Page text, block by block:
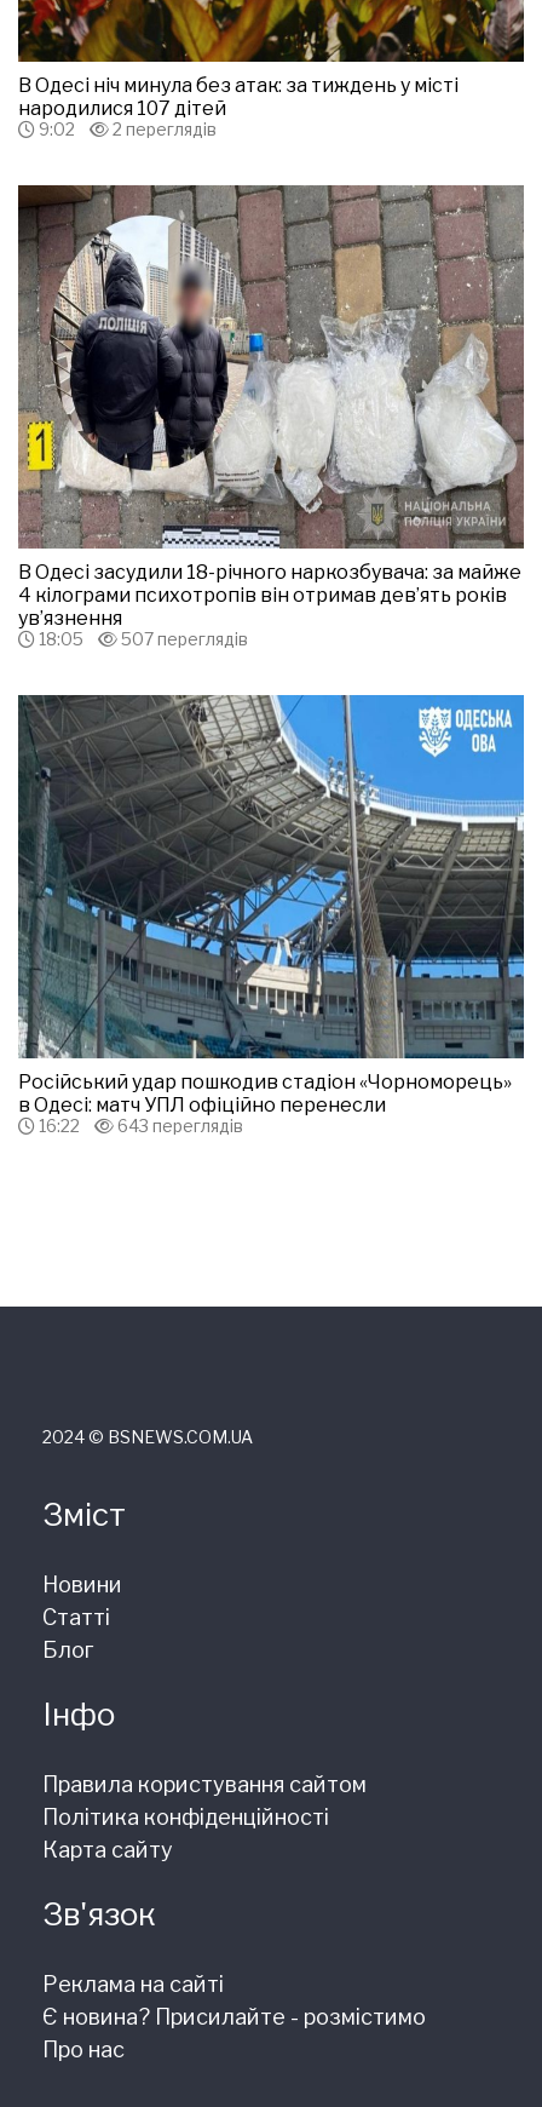
В Одесі ніч минула без атак: за тиждень у місті
народилися 107 дітей
9:02 2 переглядів
В Одесі засудили 18-річного наркозбувача: за майже
4 кілограми психотропів він отримав дев’ять років
ув’язнення
18:05 507 переглядів
Російський удар пошкодив стадіон «Чорноморець»
в Одесі: матч УПЛ офіційно перенесли
16:22 643 переглядів
2024 © ВSNEWS.COM.UA
Зміст
Новини
Статті
Блог
Інфо
Правила користування сайтом
Політика конфіденційності
Карта сайту
Зв'язок
Реклама на сайті
Є новина? Присилайте - розмістимо
Про нас